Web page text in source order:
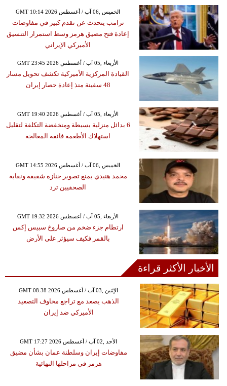
GMT 10:14 2026 الخميس ,06 آب / أغسطس
ترامب يتحدث عن تقدم كبير في مفاوضات
إعادة فتح مضيق هرمز وسط استمرار التنسيق
الأميركي الإيراني
GMT 23:45 2026 الأربعاء ,05 آب / أغسطس
القيادة المركزية الأميركية تكشف تحويل مسار
48 سفينة منذ إعادة حصار إيران
GMT 19:40 2026 الأربعاء ,05 آب / أغسطس
6 بدائل منزلية بسيطة ومنخفضة التكلفة لتقليل
استهلاك الأطعمة فائقة المعالجة
GMT 14:55 2026 الخميس ,06 آب / أغسطس
محمد هنيدي يمنع تصوير جنازة شقيقه ونقابة
الصحفيين ترد
GMT 19:32 2026 الأربعاء ,05 آب / أغسطس
ارتطام جزء ضخم من صاروخ سبيس إكس
بالقمر فكيف سيؤثر على الأرض
الأخبار الأكثر قراءة
GMT 08:38 2026 الإثنين ,03 آب / أغسطس
الذهب يصعد مع تراجع مخاوف التصعيد
الأميركي ضد إيران
GMT 17:27 2026 الأحد ,02 آب / أغسطس
مفاوضات إيران وسلطنة عمان بشأن مضيق
هرمز في مراحلها النهائية